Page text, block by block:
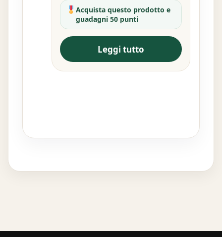
Acquista questo prodotto e
guadagni 50 punti
Leggi tutto